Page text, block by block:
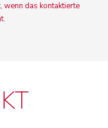
wenn das kontaktierte